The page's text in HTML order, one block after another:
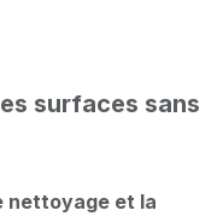
surfaces sans
nettoyage et la